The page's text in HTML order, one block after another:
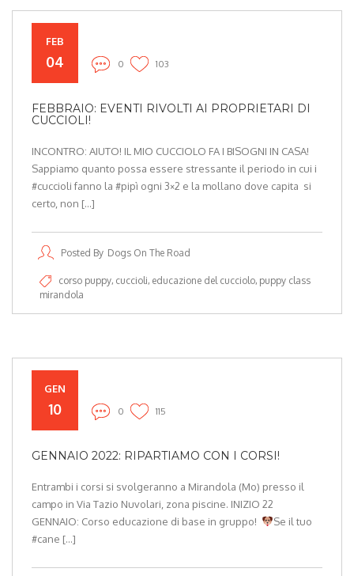
FEB
04 0 103
FEBBRAIO: EVENTI RIVOLTI AI PROPRIETARI DI
CUCCIOLI!
INCONTRO: AIUTO! IL MIO CUCCIOLO FA I BISOGNI IN CASA!
Sappiamo quanto possa essere stressante il periodo in cui i
#cuccioli fanno la #pipì ogni 3×2 e la mollano dove capita si
certo, non […]
Posted By Dogs On The Road
corso puppy cuccioli educazione del cucciolo puppy class
mirandola
GEN
10 0 115
GENNAIO 2022: RIPARTIAMO CON I CORSI!
Entrambi i corsi si svolgeranno a Mirandola (Mo) presso il
campo in Via Tazio Nuvolari, zona piscine. INIZIO 22
GENNAIO: Corso educazione di base in gruppo!
Se il tuo
#cane […]